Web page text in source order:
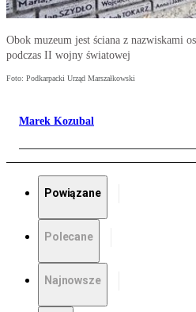
Obok muzeum jest ściana z nazwiskami
podczas II wojny światowej
Foto: Podkarpacki Urząd Marszałkowski
Marek Kozubal
Powiązane
Polecane
Najnowsze